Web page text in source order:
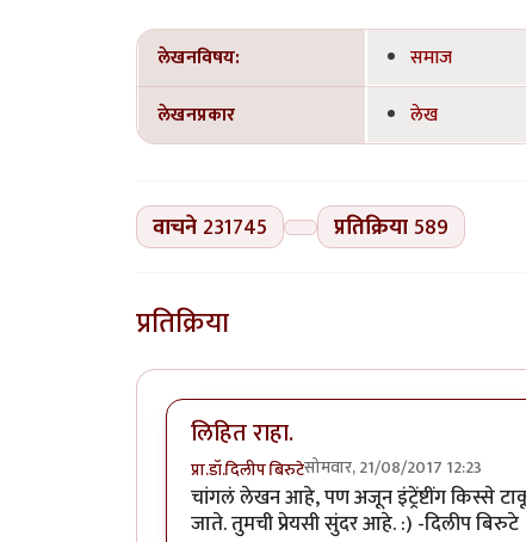
लेखनविषय:
समाज
लेखनप्रकार
लेख
वाचने 231745 प्रतिक्रिया589
प्रतिक्रिया
लिहित राहा.
प्रा.डॉ.दिलीप बिरुटेसोमवार, 21/08/2017 12:23
चांगलं लेखन आहे, पण अजून इंट्रेंष्टींग किस्से
जाते. तुमची प्रेयसी सुंदर आहे. :) -दिलीप बिरुटे